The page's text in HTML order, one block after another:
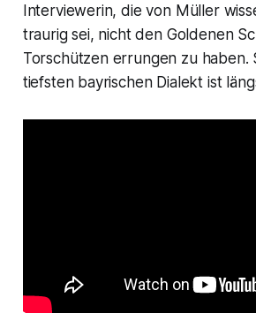
Interviewerin, die von Müller
traurig sei, nicht den Goldenen
Torschützen errungen zu haben.
tiefsten bayrischen Dialekt ist